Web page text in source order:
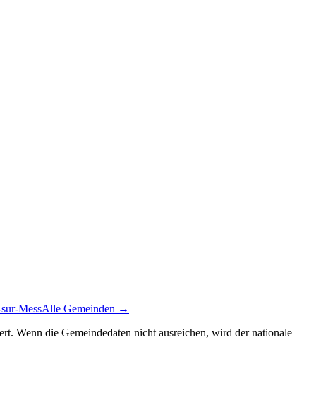
MessAlle Gemeinden →
Wenn die Gemeindedaten nicht ausreichen, wird der nationale